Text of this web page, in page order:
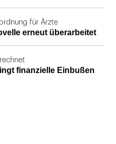
für Ärzte
erneut überarbeitet
finanzielle Einbußen